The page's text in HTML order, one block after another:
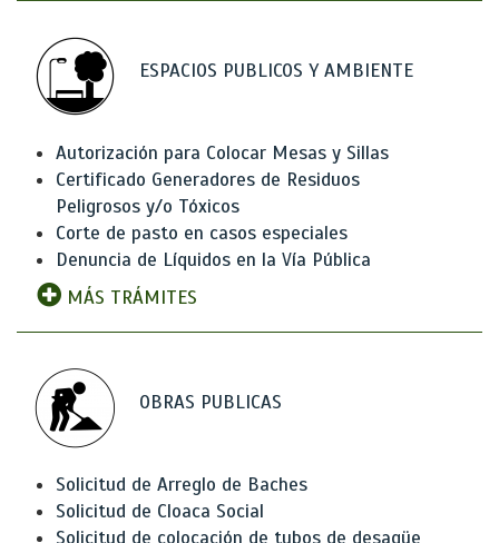
ESPACIOS PUBLICOS Y AMBIENTE
Autorización para Colocar Mesas y Sillas
Certificado Generadores de Residuos
Peligrosos y/o Tóxicos
Corte de pasto en casos especiales
Denuncia de Líquidos en la Vía Pública
MÁS TRÁMITES
OBRAS PUBLICAS
Solicitud de Arreglo de Baches
Solicitud de Cloaca Social
Solicitud de colocación de tubos de desagüe